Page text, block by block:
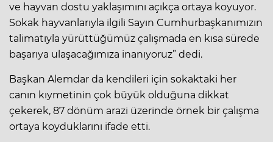
ve hayvan dostu yaklaşımını açıkça ortaya koyuyor.
Sokak hayvanlarıyla ilgili Sayın Cumhurbaşkanımızın
talimatıyla yürüttüğümüz çalışmada en kısa sürede
başarıya ulaşacağımıza inanıyoruz” dedi.
Başkan Alemdar da kendileri için sokaktaki her
canın kıymetinin çok büyük olduğuna dikkat
çekerek, 87 dönüm arazi üzerinde örnek bir çalışma
ortaya koyduklarını ifade etti.